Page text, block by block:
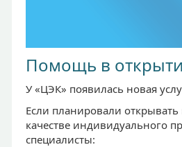
Помощь в
У «ЦЭК» появилась новая
Если планировали
качестве индивидуального
специалисты: